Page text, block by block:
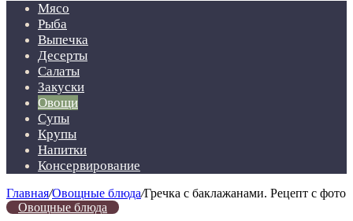
Мясо
Рыба
Выпечка
Десерты
Салаты
Закуски
Овощи
Супы
Крупы
Напитки
Консервирование
Главная/Овощные блюда/Гречка с баклажанами. Рецепт с фото
Овощные блюда